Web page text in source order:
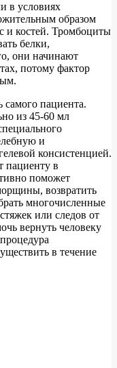
в условиях
образом
и костей. Тромбоциты
белки,
они начинают
потому фактор
самого пациента.
из 45-60 мл
и
консистенцией.
пациенту в
поможет
возвратить
многочисленные
или следов от
вернуть человеку
в течение